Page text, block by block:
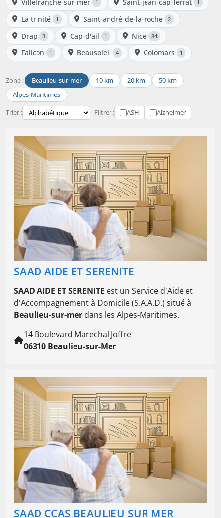
Villefranche-sur-mer 1 Saint-jean-cap-ferrat 1
La trinité 1 Saint-andré-de-la-roche 2
Drap 3 Cap-d'ail 1 Nice 84
Falicon 1 Beausoleil 4 Colomars 1
Zone : Beaulieu-sur-mer 10 km 20 km
50 km
Alpes-Maritimes
Trier : Filtrer : ASH Alzheimer
SAAD AIDE ET SERENITE
SAAD AIDE ET SERENITE est un Service d'Aide et
d'Accompagnement à Domicile (S.A.A.D.) situé à
Beaulieu-sur-mer dans les Alpes-Maritimes.
14 Boulevard Marechal Joffre
06310 Beaulieu-sur-Mer
SAAD CCAS BEAULIEU SUR MER